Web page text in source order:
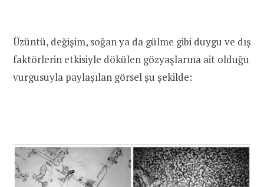
Üzüntü, değişim, soğan ya da gülme gibi duygu ve dış
faktörlerin etkisiyle dökülen gözyaşlarına ait olduğu
vurgusuyla paylaşılan görsel şu şekilde: